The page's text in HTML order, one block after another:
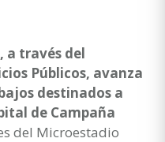
a través del
Públicos, avanza
destinados a
de Campaña
del Microestadio